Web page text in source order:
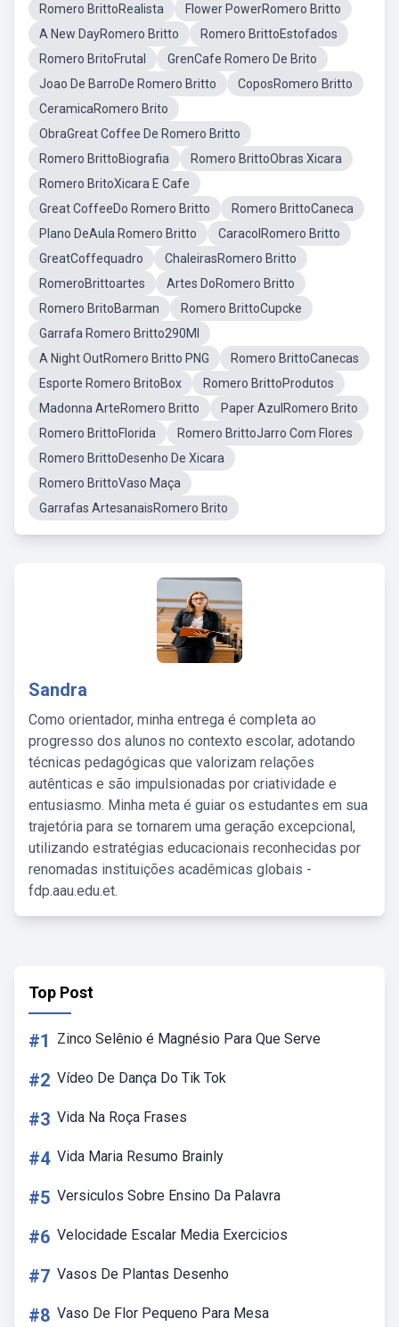
Romero BrittoRealista
Flower PowerRomero Britto
A New DayRomero Britto
Romero BrittoEstofados
Romero BritoFrutal
GrenCafe Romero De Brito
Joao De BarroDe Romero Britto
CoposRomero Britto
CeramicaRomero Brito
ObraGreat Coffee De Romero Britto
Romero BrittoBiografia
Romero BrittoObras Xicara
Romero BritoXicara E Cafe
Great CoffeeDo Romero Britto
Romero BrittoCaneca
Plano DeAula Romero Britto
CaracolRomero Britto
GreatCoffequadro
ChaleirasRomero Britto
RomeroBrittoartes
Artes DoRomero Britto
Romero BritoBarman
Romero BrittoCupcke
Garrafa Romero Britto290Ml
A Night OutRomero Britto PNG
Romero BrittoCanecas
Esporte Romero BritoBox
Romero BrittoProdutos
Madonna ArteRomero Britto
Paper AzulRomero Brito
Romero BrittoFlorida
Romero BrittoJarro Com Flores
Romero BrittoDesenho De Xicara
Romero BrittoVaso Maça
Garrafas ArtesanaisRomero Brito
Sandra
Como orientador, minha entrega é completa ao
progresso dos alunos no contexto escolar, adotando
técnicas pedagógicas que valorizam relações
autênticas e são impulsionadas por criatividade e
entusiasmo. Minha meta é guiar os estudantes em sua
trajetória para se tornarem uma geração excepcional,
utilizando estratégias educacionais reconhecidas por
renomadas instituições acadêmicas globais -
fdp.aau.edu.et.
Top Post
#1 Zinco Selênio é Magnésio Para Que Serve
#2 Vídeo De Dança Do Tik Tok
#3 Vida Na Roça Frases
#4 Vida Maria Resumo Brainly
#5 Versiculos Sobre Ensino Da Palavra
#6 Velocidade Escalar Media Exercicios
#7 Vasos De Plantas Desenho
#8 Vaso De Flor Pequeno Para Mesa